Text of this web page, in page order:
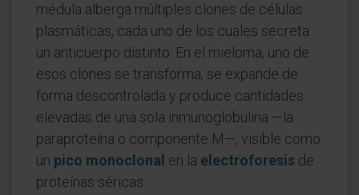
médula alberga múltiples clones de células
plasmáticas, cada uno de los cuales secreta
un anticuerpo distinto. En el mieloma, uno de
esos clones se transforma, se expande de
forma descontrolada y produce cantidades
elevadas de una sola inmunoglobulina —la
paraproteína o componente M—, visible como
un pico monoclonal en la electroforesis de
proteínas séricas.